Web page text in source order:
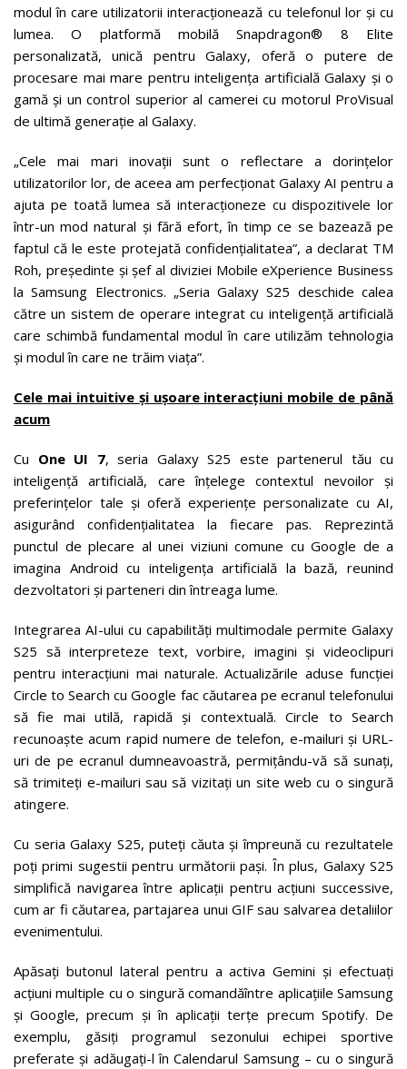
modul în care utilizatorii interacționează cu telefonul lor și cu
lumea. O platformă mobilă Snapdragon® 8 Elite
personalizată, unică pentru Galaxy, oferă o putere de
procesare mai mare pentru inteligența artificială Galaxy și o
gamă și un control superior al camerei cu motorul ProVisual
de ultimă generație al Galaxy.
„Cele mai mari inovații sunt o reflectare a dorințelor
utilizatorilor lor, de aceea am perfecționat Galaxy AI pentru a
ajuta pe toată lumea să interacționeze cu dispozitivele lor
într-un mod natural și fără efort, în timp ce se bazează pe
faptul că le este protejată confidențialitatea”, a declarat TM
Roh, președinte și șef al diviziei Mobile eXperience Business
la Samsung Electronics. „Seria Galaxy S25 deschide calea
către un sistem de operare integrat cu inteligență artificială
care schimbă fundamental modul în care utilizăm tehnologia
și modul în care ne trăim viața”.
Cele mai intuitive și ușoare interacțiuni mobile de până
acum
Cu One UI 7, seria Galaxy S25 este partenerul tău cu
inteligență artificială, care înțelege contextul nevoilor și
preferințelor tale și oferă experiențe personalizate cu AI,
asigurând confidențialitatea la fiecare pas. Reprezintă
punctul de plecare al unei viziuni comune cu Google de a
imagina Android cu inteligența artificială la bază, reunind
dezvoltatori și parteneri din întreaga lume.
Integrarea AI-ului cu capabilități multimodale permite Galaxy
S25 să interpreteze text, vorbire, imagini și videoclipuri
pentru interacțiuni mai naturale. Actualizările aduse funcției
Circle to Search cu Google fac căutarea pe ecranul telefonului
să fie mai utilă, rapidă și contextuală. Circle to Search
recunoaște acum rapid numere de telefon, e-mailuri și URL-
uri de pe ecranul dumneavoastră, permițându-vă să sunați,
să trimiteți e-mailuri sau să vizitați un site web cu o singură
atingere.
Cu seria Galaxy S25, puteți căuta și împreună cu rezultatele
poți primi sugestii pentru următorii pași. În plus, Galaxy S25
simplifică navigarea între aplicații pentru acțiuni successive,
cum ar fi căutarea, partajarea unui GIF sau salvarea detaliilor
evenimentului.
Apăsați butonul lateral pentru a activa Gemini și efectuați
acțiuni multiple cu o singură comandăîntre aplicațiile Samsung
și Google, precum și în aplicații terțe precum Spotify. De
exemplu, găsiți programul sezonului echipei sportive
preferate și adăugați-l în Calendarul Samsung – cu o singură